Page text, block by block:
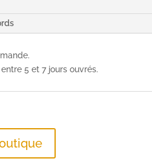
5 et 7 jours ouvrés.